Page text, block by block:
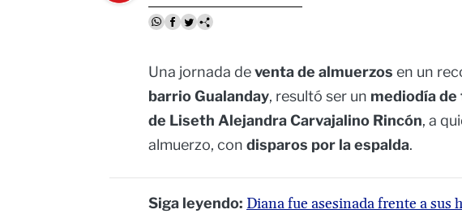
Una jornada deventa de almuerzos en un
barrio Gualanday, resultó ser un mediodía de
de Liseth Alejandra Carvajalino Rincón, a
almuerzo, con disparos por la espalda.
Siga leyendo: Diana fue asesinada frente a sus